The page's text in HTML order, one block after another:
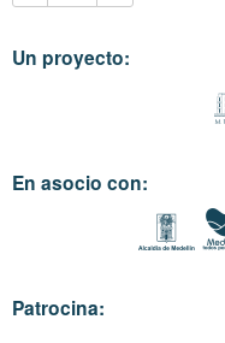
Un proyecto:
En asocio con:
Patrocina: